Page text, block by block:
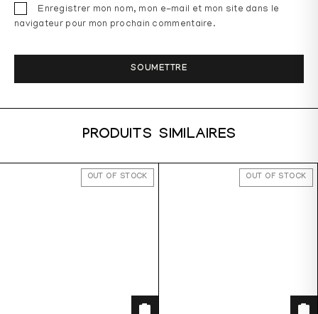
Enregistrer mon nom, mon e-mail et mon site dans le
navigateur pour mon prochain commentaire.
PRODUITS SIMILAIRES
OUT OF STOCK OUT OF STOCK